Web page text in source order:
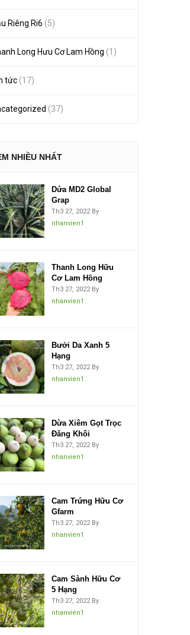
Riêng Ri6 (5)
Long Hưu Cơ Lam Hồng (1)
tức (17)
(37)
NHIỀU NHẤT
Dứa MD2 Global
Grap
Th3 27, 2022 By
nhanvien1
Thanh Long Hữu
Cơ Lam Hồng
Th3 27, 2022 By
nhanvien1
Bưởi Da Xanh 5
Hạng
Th3 27, 2022 By
nhanvien1
Dừa Xiêm Gọt Trọc
Đăng Khôi
Th3 27, 2022 By
nhanvien1
Cam Trứng Hữu Cơ
Gfarm
Th3 27, 2022 By
nhanvien1
Cam Sành Hữu Cơ
5 Hạng
Th3 27, 2022 By
nhanvien1